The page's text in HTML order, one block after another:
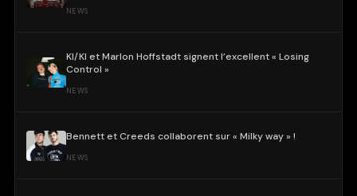
NEWS
KI/KI et Marlon Hoffstadt signent l’excellent « Losing
Control »
NEWS
Bennett et Creeds collaborent sur « Milky way » !
NEWS